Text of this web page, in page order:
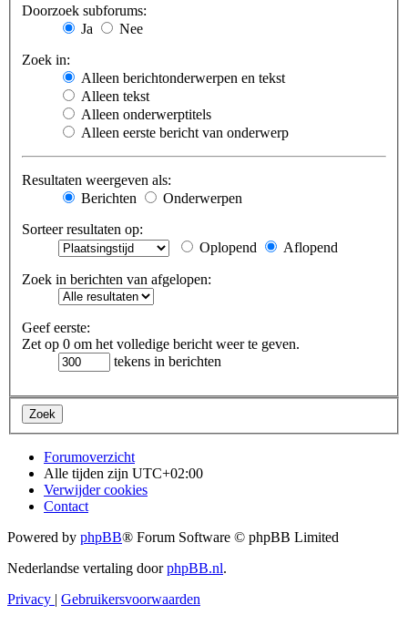
Doorzoek subforums:
Ja
Nee
Zoek in:
Alleen berichtonderwerpen en tekst
Alleen tekst
Alleen onderwerptitels
Alleen eerste bericht van onderwerp
Resultaten weergeven als:
Berichten
Onderwerpen
Sorteer resultaten op:
Oplopend
Aflopend
Zoek in berichten van afgelopen:
Geef eerste:
Zet op 0 om het volledige bericht weer te geven.
tekens in berichten
Forumoverzicht
Alle tijden zijn UTC+02:00
Verwijder cookies
Contact
Powered by phpBB® Forum Software © phpBB Limited
Nederlandse vertaling doorphpBB.nl.
Privacy | Gebruikersvoorwaarden